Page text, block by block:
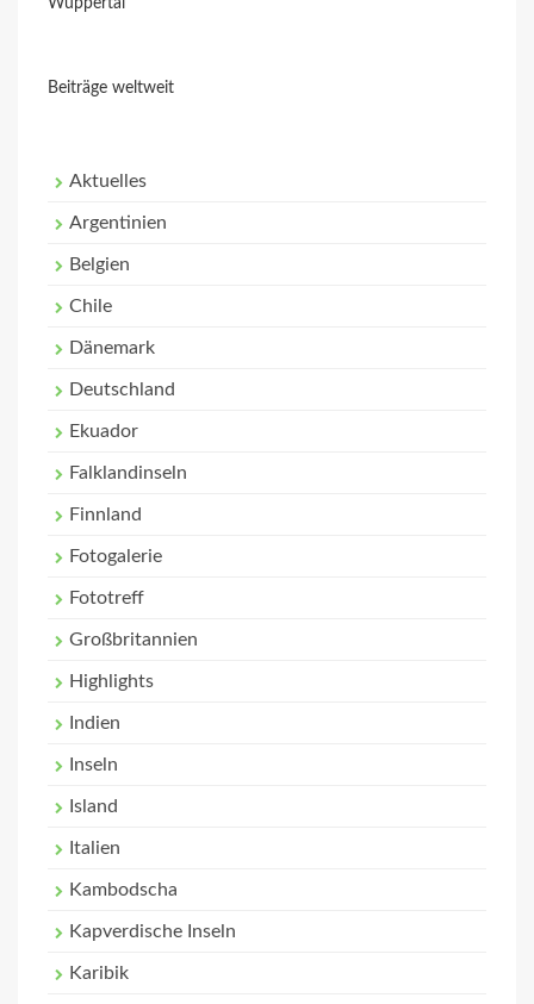
Wuppertal
Beiträge weltweit
Aktuelles
Argentinien
Belgien
Chile
Dänemark
Deutschland
Ekuador
Falklandinseln
Finnland
Fotogalerie
Fototreff
Großbritannien
Highlights
Indien
Inseln
Island
Italien
Kambodscha
Kapverdische Inseln
Karibik